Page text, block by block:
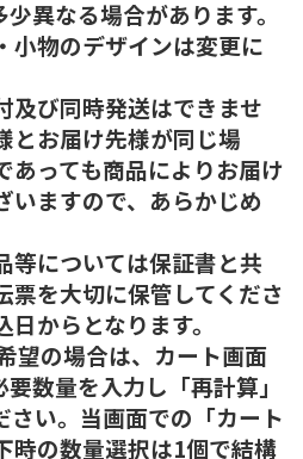
異なる場合があります。
物のデザインは変更に
び同時発送はできませ
とお届け先様が同じ場
あっても商品によりお届け
いますので、あらかじめ
については保証書と共
票を大切に保管してくださ
からとなります。
望の場合は、カート画面
数量を入力し「再計算」
さい。当画面での「カート
時の数量選択は1個で結構